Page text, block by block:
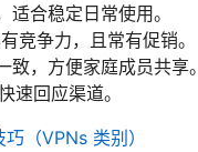
合稳定日常使用。
竞争力，且常有促销。
，方便家庭成员共享。
速回应渠道。
（VPNs 类别）